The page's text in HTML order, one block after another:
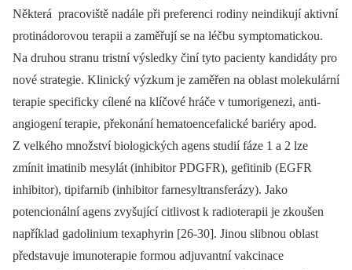
Některá pracoviště nadále při preferenci rodiny neindikují aktivní
protinádorovou terapii a zaměřují se na léčbu symptomatickou.
Na druhou stranu tristní výsledky činí tyto pacienty kandidáty pro
nové strategie. Klinický výzkum je zaměřen na oblast molekulární
terapie specificky cílené na klíčové hráče v tumorigenezi, anti-
angiogení terapie, překonání hematoencefalické bariéry apod.
Z velkého množství biologických agens studií fáze 1 a 2 lze
zmínit imatinib mesylát (inhibitor PDGFR), gefitinib (EGFR
inhibitor), tipifarnib (inhibitor farnesyltransferázy). Jako
potencionální agens zvyšující citlivost k radioterapii je zkoušen
například gadolinium texaphyrin [26-30]. Jinou slibnou oblast
představuje imunoterapie formou adjuvantní vakcinace